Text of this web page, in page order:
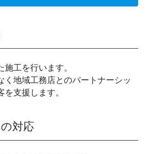
工を行います。
く地域工務店とのパートナーシッ
支援します。
対応